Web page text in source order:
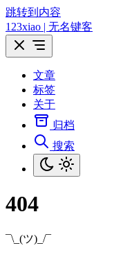
跳转到内容
123xiao | 无名键客
文章
标签
关于
归档
搜索
404
¯\_(ツ)_/¯